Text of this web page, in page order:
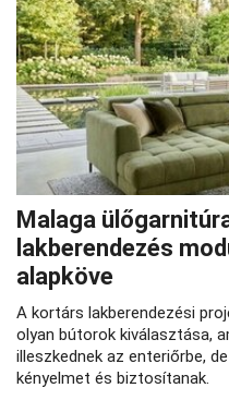
Malaga
lakberendezés
alapköve
A kortárs lakberendezési
olyan bútorok kiválasztása,
illeszkednek az enteriőrbe,
kényelmet és biztosítanak.